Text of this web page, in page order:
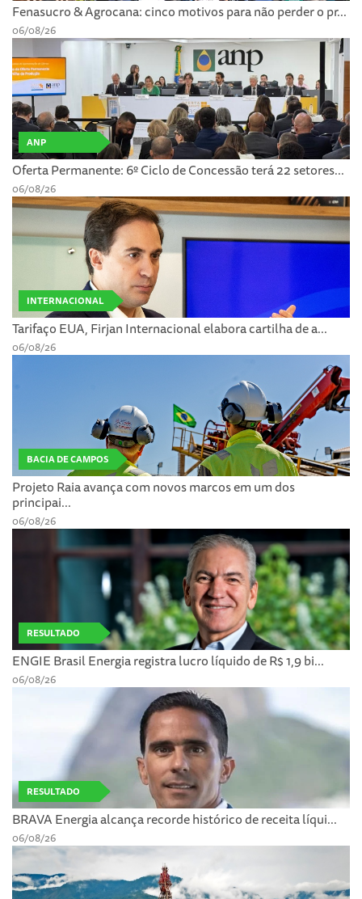
Fenasucro & Agrocana: cinco motivos para não perder o pr...
06/08/26
ANP
Oferta Permanente: 6º Ciclo de Concessão terá 22 setores...
06/08/26
INTERNACIONAL
Tarifaço EUA, Firjan Internacional elabora cartilha de a...
06/08/26
BACIA DE CAMPOS
Projeto Raia avança com novos marcos em um dos
principai...
06/08/26
RESULTADO
ENGIE Brasil Energia registra lucro líquido de R$ 1,9 bi...
06/08/26
RESULTADO
BRAVA Energia alcança recorde histórico de receita líqui...
06/08/26